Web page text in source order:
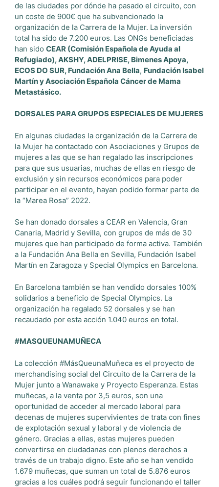
de las ciudades por dónde ha pasado el circuito, con
un coste de 900€ que ha subvencionado la
organización de la Carrera de la Mujer. La inversión
total ha sido de 7.200 euros. Las ONGs beneficiadas
han sido CEAR (Comisión Española de Ayuda al
Refugiado), AKSHY, ADELPRISE, Bimenes Apoya,
ECOS DO SUR, Fundación Ana Bella, Fundación Isabel
Martín y Asociación Española Cáncer de Mama
Metastásico.
DORSALES PARA GRUPOS ESPECIALES DE MUJERES
En algunas ciudades la organización de la Carrera de
la Mujer ha contactado con Asociaciones y Grupos de
mujeres a las que se han regalado las inscripciones
para que sus usuarias, muchas de ellas en riesgo de
exclusión y sin recursos económicos para poder
participar en el evento, hayan podido formar parte de
la “Marea Rosa” 2022.
Se han donado dorsales a CEAR en Valencia, Gran
Canaria, Madrid y Sevilla, con grupos de más de 30
mujeres que han participado de forma activa. También
a la Fundación Ana Bella en Sevilla, Fundación Isabel
Martín en Zaragoza y Special Olympics en Barcelona.
En Barcelona también se han vendido dorsales 100%
solidarios a beneficio de Special Olympics. La
organización ha regalado 52 dorsales y se han
recaudado por esta acción 1.040 euros en total.
#MASQUEUNAMUÑECA
La colección #MásQueunaMuñeca es el proyecto de
merchandising social del Circuito de la Carrera de la
Mujer junto a Wanawake y Proyecto Esperanza. Estas
muñecas, a la venta por 3,5 euros, son una
oportunidad de acceder al mercado laboral para
decenas de mujeres supervivientes de trata con fines
de explotación sexual y laboral y de violencia de
género. Gracias a ellas, estas mujeres pueden
convertirse en ciudadanas con plenos derechos a
través de un trabajo digno. Este año se han vendido
1.679 muñecas, que suman un total de 5.876 euros
gracias a los cuáles podrá seguir funcionando el taller